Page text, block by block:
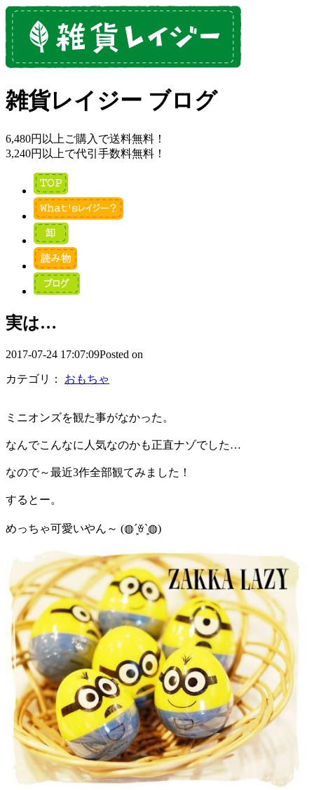
雑貨レイジー ブログ
6,480円以上ご購入で送料無料！
3,240円以上で代引手数料無料！
実は…
2017-07-24 17:07:09Posted on
カテゴリ： おもちゃ
ミニオンズを観た事がなかった。
なんでこんなに人気なのかも正直ナゾでした…
なので～最近3作全部観てみました！
するとー。
めっちゃ可愛いやん～ (◍´͈ꈊ`͈◍)